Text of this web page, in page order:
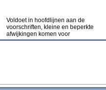
Voldoet in hoofdlijnen aan de
voorschriften, kleine en beperkte
afwijkingen komen voor